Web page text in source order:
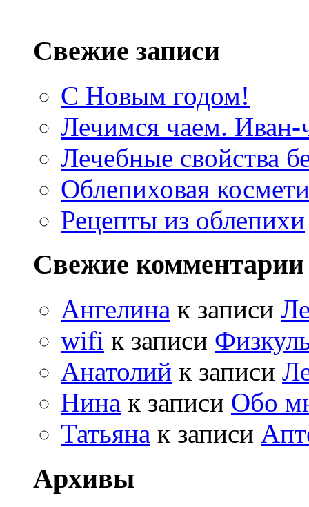
Свежие записи
С Новым годом!
Лечимся чаем. Иван-
Лечебные свойства
Облепиховая
Рецепты из облепихи
Свежие комментарии
Ангелина к записи
wifi к записи
Анатолий к записи
Нина к записи Обо
Татьяна к записи
Архивы